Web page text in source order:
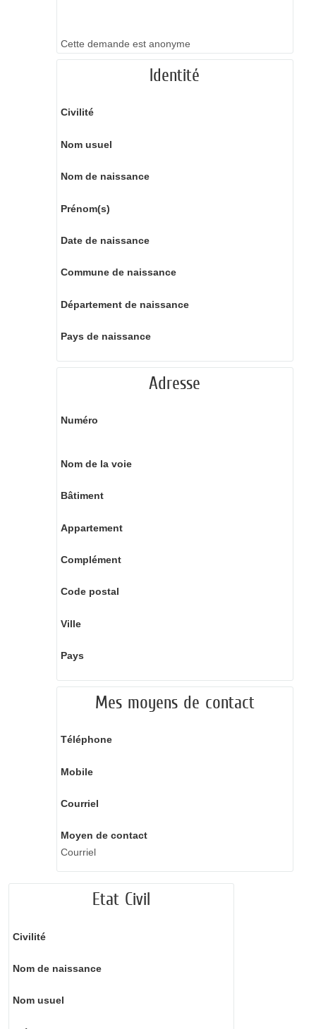
Cette demande est anonyme
Identité
Civilité
Nom usuel
Nom de naissance
Prénom(s)
Date de naissance
Commune de naissance
Département de naissance
Pays de naissance
Adresse
Numéro
Nom de la voie
Bâtiment
Appartement
Complément
Code postal
Ville
Pays
Mes moyens de contact
Téléphone
Mobile
Courriel
Moyen de contact
Courriel
Etat Civil
Civilité
Nom de naissance
Nom usuel